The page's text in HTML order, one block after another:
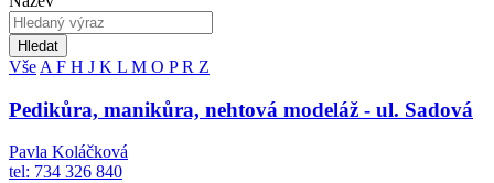
Hledat
Vše A F H J K L M O PR Z
Pedikůra, manikůra, nehtová modeláž - ul. Sadová
Pavla Koláčková
tel: 734 326 840